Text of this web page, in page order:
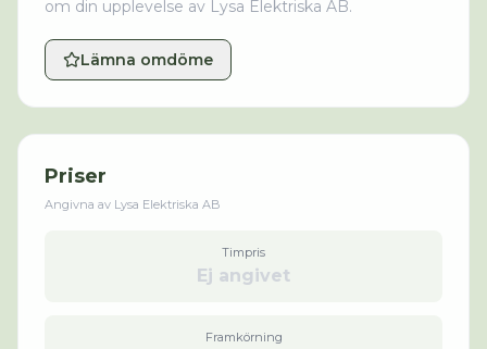
om din upplevelse av Lysa Elektriska AB.
Lämna omdöme
Priser
Angivna av Lysa Elektriska AB
Timpris
Ej angivet
Framkörning